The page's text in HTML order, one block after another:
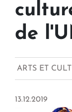
de
ARTS ET
13.12.2019